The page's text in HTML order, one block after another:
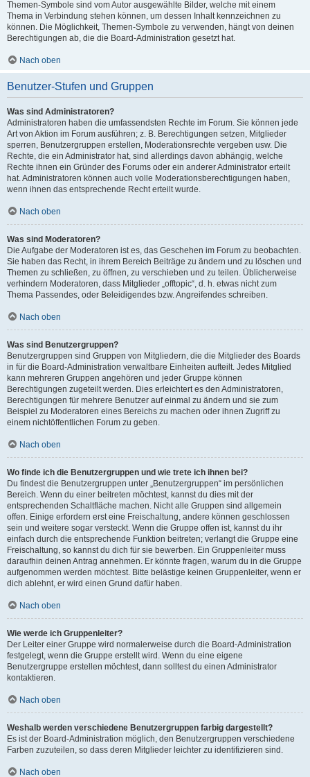
Themen-Symbole sind vom Autor ausgewählte Bilder, welche mit einem
Thema in Verbindung stehen können, um dessen Inhalt kennzeichnen zu
können. Die Möglichkeit, Themen-Symbole zu verwenden, hängt von deinen
Berechtigungen ab, die die Board-Administration gesetzt hat.
Nach oben
Benutzer-Stufen und Gruppen
Was sind Administratoren?
Administratoren haben die umfassendsten Rechte im Forum. Sie können jede
Art von Aktion im Forum ausführen; z. B. Berechtigungen setzen, Mitglieder
sperren, Benutzergruppen erstellen, Moderationsrechte vergeben usw. Die
Rechte, die ein Administrator hat, sind allerdings davon abhängig, welche
Rechte ihnen ein Gründer des Forums oder ein anderer Administrator erteilt
hat. Administratoren können auch volle Moderationsberechtigungen haben,
wenn ihnen das entsprechende Recht erteilt wurde.
Nach oben
Was sind Moderatoren?
Die Aufgabe der Moderatoren ist es, das Geschehen im Forum zu beobachten.
Sie haben das Recht, in ihrem Bereich Beiträge zu ändern und zu löschen und
Themen zu schließen, zu öffnen, zu verschieben und zu teilen. Üblicherweise
verhindern Moderatoren, dass Mitglieder „offtopic“, d. h. etwas nicht zum
Thema Passendes, oder Beleidigendes bzw. Angreifendes schreiben.
Nach oben
Was sind Benutzergruppen?
Benutzergruppen sind Gruppen von Mitgliedern, die die Mitglieder des Boards
in für die Board-Administration verwaltbare Einheiten aufteilt. Jedes Mitglied
kann mehreren Gruppen angehören und jeder Gruppe können
Berechtigungen zugeteilt werden. Dies erleichtert es den Administratoren,
Berechtigungen für mehrere Benutzer auf einmal zu ändern und sie zum
Beispiel zu Moderatoren eines Bereichs zu machen oder ihnen Zugriff zu
einem nichtöffentlichen Forum zu geben.
Nach oben
Wo finde ich die Benutzergruppen und wie trete ich ihnen bei?
Du findest die Benutzergruppen unter „Benutzergruppen“ im persönlichen
Bereich. Wenn du einer beitreten möchtest, kannst du dies mit der
entsprechenden Schaltfläche machen. Nicht alle Gruppen sind allgemein
offen. Einige erfordern erst eine Freischaltung, andere können geschlossen
sein und weitere sogar versteckt. Wenn die Gruppe offen ist, kannst du ihr
einfach durch die entsprechende Funktion beitreten; verlangt die Gruppe eine
Freischaltung, so kannst du dich für sie bewerben. Ein Gruppenleiter muss
daraufhin deinen Antrag annehmen. Er könnte fragen, warum du in die Gruppe
aufgenommen werden möchtest. Bitte belästige keinen Gruppenleiter, wenn er
dich ablehnt, er wird einen Grund dafür haben.
Nach oben
Wie werde ich Gruppenleiter?
Der Leiter einer Gruppe wird normalerweise durch die Board-Administration
festgelegt, wenn die Gruppe erstellt wird. Wenn du eine eigene
Benutzergruppe erstellen möchtest, dann solltest du einen Administrator
kontaktieren.
Nach oben
Weshalb werden verschiedene Benutzergruppen farbig dargestellt?
Es ist der Board-Administration möglich, den Benutzergruppen verschiedene
Farben zuzuteilen, so dass deren Mitglieder leichter zu identifizieren sind.
Nach oben